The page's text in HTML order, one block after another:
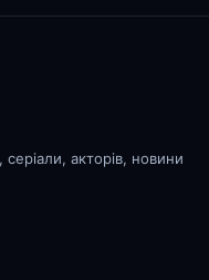
акторів, новини